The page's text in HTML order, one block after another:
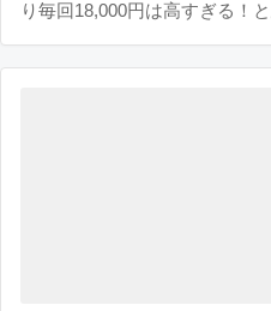
り毎回18,000円は高すぎる！
た。 【アクア少額短期】から
り換えました。 そのときの記